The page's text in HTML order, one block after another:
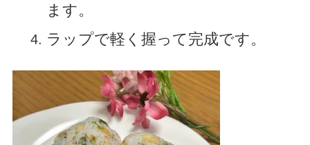
ます。
ラップで軽く握って完成です。